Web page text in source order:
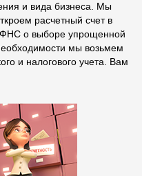
и вида бизнеса. Мы
расчетный счет в
о выборе упрощенной
мы возьмем
и налогового учета. Вам